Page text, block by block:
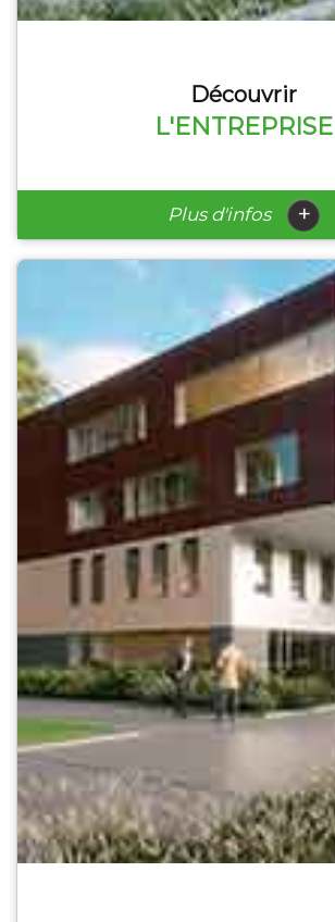
Découvrir
L'ENTREPRISE
Plus d'infos +